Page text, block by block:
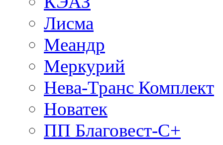
Лисма
Меандр
Меркурий
Нева-Транс Комплект
Новатек
ПП Благовест-С+